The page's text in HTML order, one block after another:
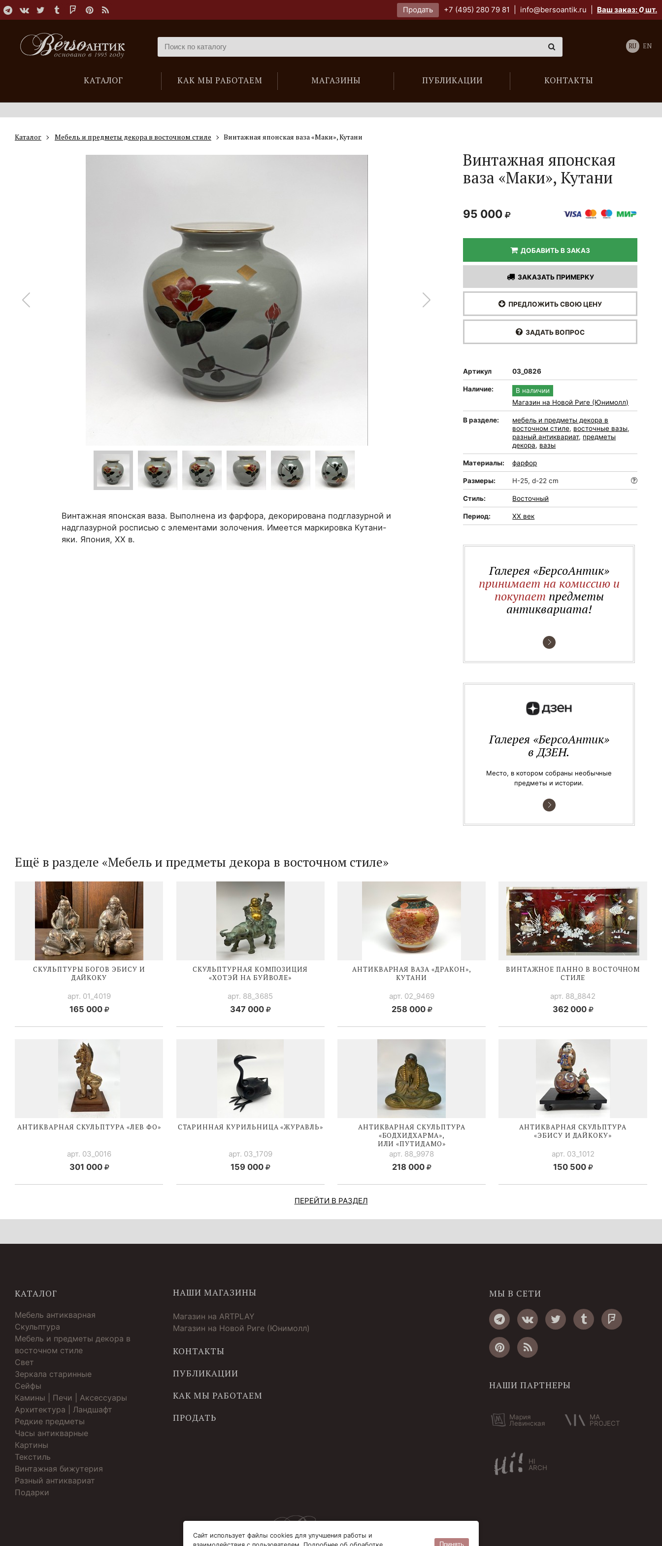
Продать +7 (495) 280 79 81 info@bersoantik.ru Ваш заказ:0шт.
КАТАЛОГ КАК МЫ РАБОТАЕМ МАГАЗИНЫ ПУБЛИКАЦИИ КОНТАКТЫ
RU EN
Каталог Мебель и предметы декора в восточном стиле Винтажная японская ваза «Маки», Кутани
Винтажная японская ваза. Выполнена из фарфора, декорирована подглазурной и
надглазурной росписью с элементами золочения. Имеется маркировка Кутани-
яки. Япония, ХХ в.
Винтажная японская
ваза «Маки», Кутани
95 000
ДОБАВИТЬ В ЗАКАЗ
ЗАКАЗАТЬ ПРИМЕРКУ
ПРЕДЛОЖИТЬ СВОЮ ЦЕНУ
ЗАДАТЬ ВОПРОС
Артикул 03_0826
Наличие:
В наличии
Магазин на Новой Риге (Юнимолл)
В разделе:
мебель и предметы декора в
восточном стиле, восточные вазы,
разный антиквариат, предметы
декора, вазы
Материалы: фарфор
Размеры: H-25, d-22 cm
Стиль: Восточный
Период: XX век
Галерея «БерсоАнтик»
принимает на комиссию и
покупает предметы
антиквариата!
Галерея «БерсоАнтик»
в ДЗЕН.
Место, в котором собраны необычные
предметы и истории.
Ещё в разделе «Мебель и предметы декора в восточном стиле»
СКУЛЬПТУРЫ БОГОВ ЭБИСУ И
ДАЙКОКУ
арт. 01_4019
165 000
СКУЛЬПТУРНАЯ КОМПОЗИЦИЯ
«ХОТЭЙ НА БУЙВОЛЕ»
арт. 88_3685
347 000
АНТИКВАРНАЯ ВАЗА «ДРАКОН»,
КУТАНИ
арт. 02_9469
258 000
ВИНТАЖНОЕ ПАННО В ВОСТОЧНОМ
СТИЛЕ
арт. 88_8842
362 000
АНТИКВАРНАЯ СКУЛЬПТУРА «ЛЕВ ФО»
арт. 03_0016
301 000
СТАРИННАЯ КУРИЛЬНИЦА «ЖУРАВЛЬ»
арт. 03_1709
159 000
АНТИКВАРНАЯ СКУЛЬПТУРА
«БОДХИДХАРМА»,
ИЛИ «ПУТИДАМО»
арт. 88_9978
218 000
АНТИКВАРНАЯ СКУЛЬПТУРА
«ЭБИСУ И ДАЙКОКУ»
арт. 03_1012
150 500
ПЕРЕЙТИ В РАЗДЕЛ
КАТАЛОГ
Мебель антикварная
Скульптура
Мебель и предметы декора в
восточном стиле
Свет
Зеркала старинные
Cейфы
Камины | Печи | Аксессуары
Архитектура | Ландшафт
Редкие предметы
Часы антикварные
Картины
Текстиль
Винтажная бижутерия
Разный антиквариат
Подарки
НАШИ МАГАЗИНЫ
Магазин на ARTPLAY
Магазин на Новой Риге (Юнимолл)
КОНТАКТЫ
ПУБЛИКАЦИИ
КАК МЫ РАБОТАЕМ
ПРОДАТЬ
МЫ В СЕТИ
НАШИ ПАРТНЕРЫ
Мария
Левинская
MA
PROJECT
HI
ARCH
Сайт использует файлы cookies для улучшения работы и
Принять